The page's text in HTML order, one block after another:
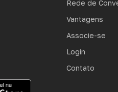
Rede de
Vantagens
Associe-se
Login
Contato